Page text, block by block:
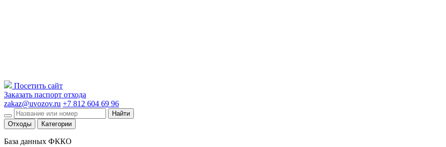
Посетить сайт
Заказать паспорт отхода
zakaz@uvozov.ru +7 812 604 69 96
Найти
Отходы
Категории
База данных ФККО